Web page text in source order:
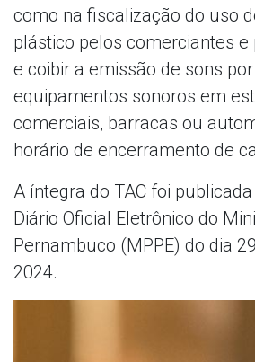
como na fiscalização do uso
plástico pelos comerciantes
e coibir a emissão de sons
equipamentos sonoros em
comerciais, barracas ou
horário de encerramento de
A íntegra do TAC foi
Diário Oficial Eletrônico do
Pernambuco (MPPE) do dia
2024.